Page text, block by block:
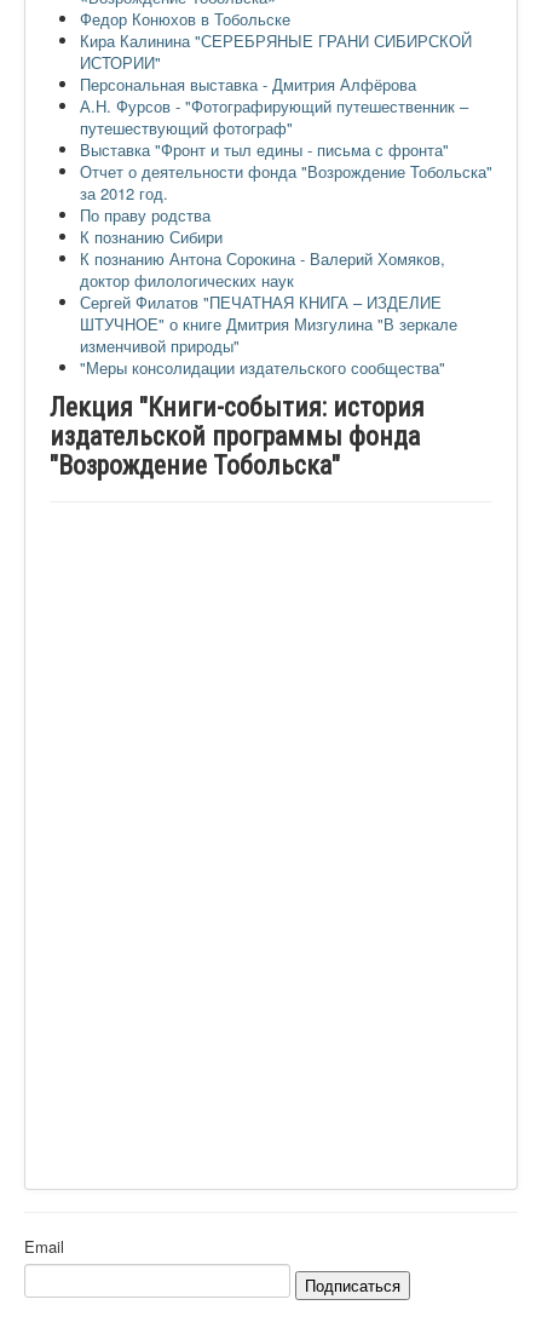
Федор Конюхов в Тобольске
Кира Калинина "СЕРЕБРЯНЫЕ ГРАНИ СИБИРСКОЙ
ИСТОРИИ"
Персональная выставка - Дмитрия Алфёрова
А.Н. Фурсов - "Фотографирующий путешественник –
путешествующий фотограф"
Выставка "Фронт и тыл едины - письма с фронта"
Отчет о деятельности фонда "Возрождение Тобольска"
за 2012 год.
По праву родства
К познанию Сибири
К познанию Антона Сорокина - Валерий Хомяков,
доктор филологических наук
Сергей Филатов "ПЕЧАТНАЯ КНИГА – ИЗДЕЛИЕ
ШТУЧНОЕ" о книге Дмитрия Мизгулина "В зеркале
изменчивой природы"
"Меры консолидации издательского сообщества"
Лекция "Книги-события: история
издательской программы фонда
"Возрождение Тобольска"
Email
Подписаться